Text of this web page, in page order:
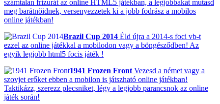
számtalan frizurát az online HTML5 játékban, a legjobbakat mutasd
meg barátnőidnek, versenyezzetek ki a jobb fodrász a mobilos
online játékban!
Brazil Cup 2014 Éld újra a 2014-s foci vb-t
ezzel az online játékkal a mobilodon vagy a böngésződben! Az
egyik legjobb html5 focis játék !
1941 Frozen Front Vezesd a német vagy a
szovjet erőket ebben a mobilon is játszható online játékban!
Taktikázz, szerezz plecsniket, légy a legjobb parancsnok az online
játék során!